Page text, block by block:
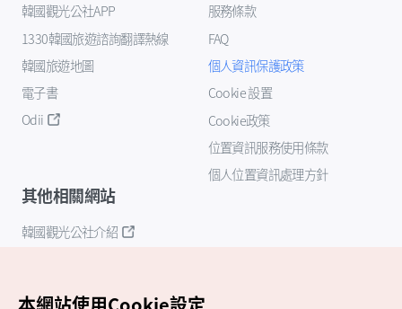
韓國觀光公社APP
1330韓國旅遊諮詢翻譯熱線
韓國旅遊地圖
電子書
Odii
服務條款
FAQ
個人資訊保護政策
Cookie 設置
Cookie政策
位置資訊服務使用條款
個人位置資訊處理方針
其他相關網站
韓國觀光公社介紹